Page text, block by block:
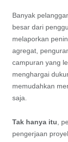
Banyak
besar dari
melaporkan
agregat,
campuran yang
menghargai
memudahkan
saja.
Tak hanya itu,
pengerjaan